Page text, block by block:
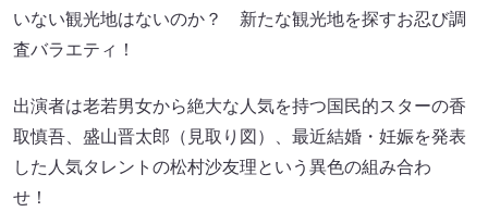
いない観光地はないのか？ 新たな観光地を探すお忍び調
査バラエティ！
出演者は老若男女から絶大な人気を持つ国民的スターの香
取慎吾、盛山晋太郎（見取り図）、最近結婚・妊娠を発表
した人気タレントの松村沙友理という異色の組み合わ
せ！